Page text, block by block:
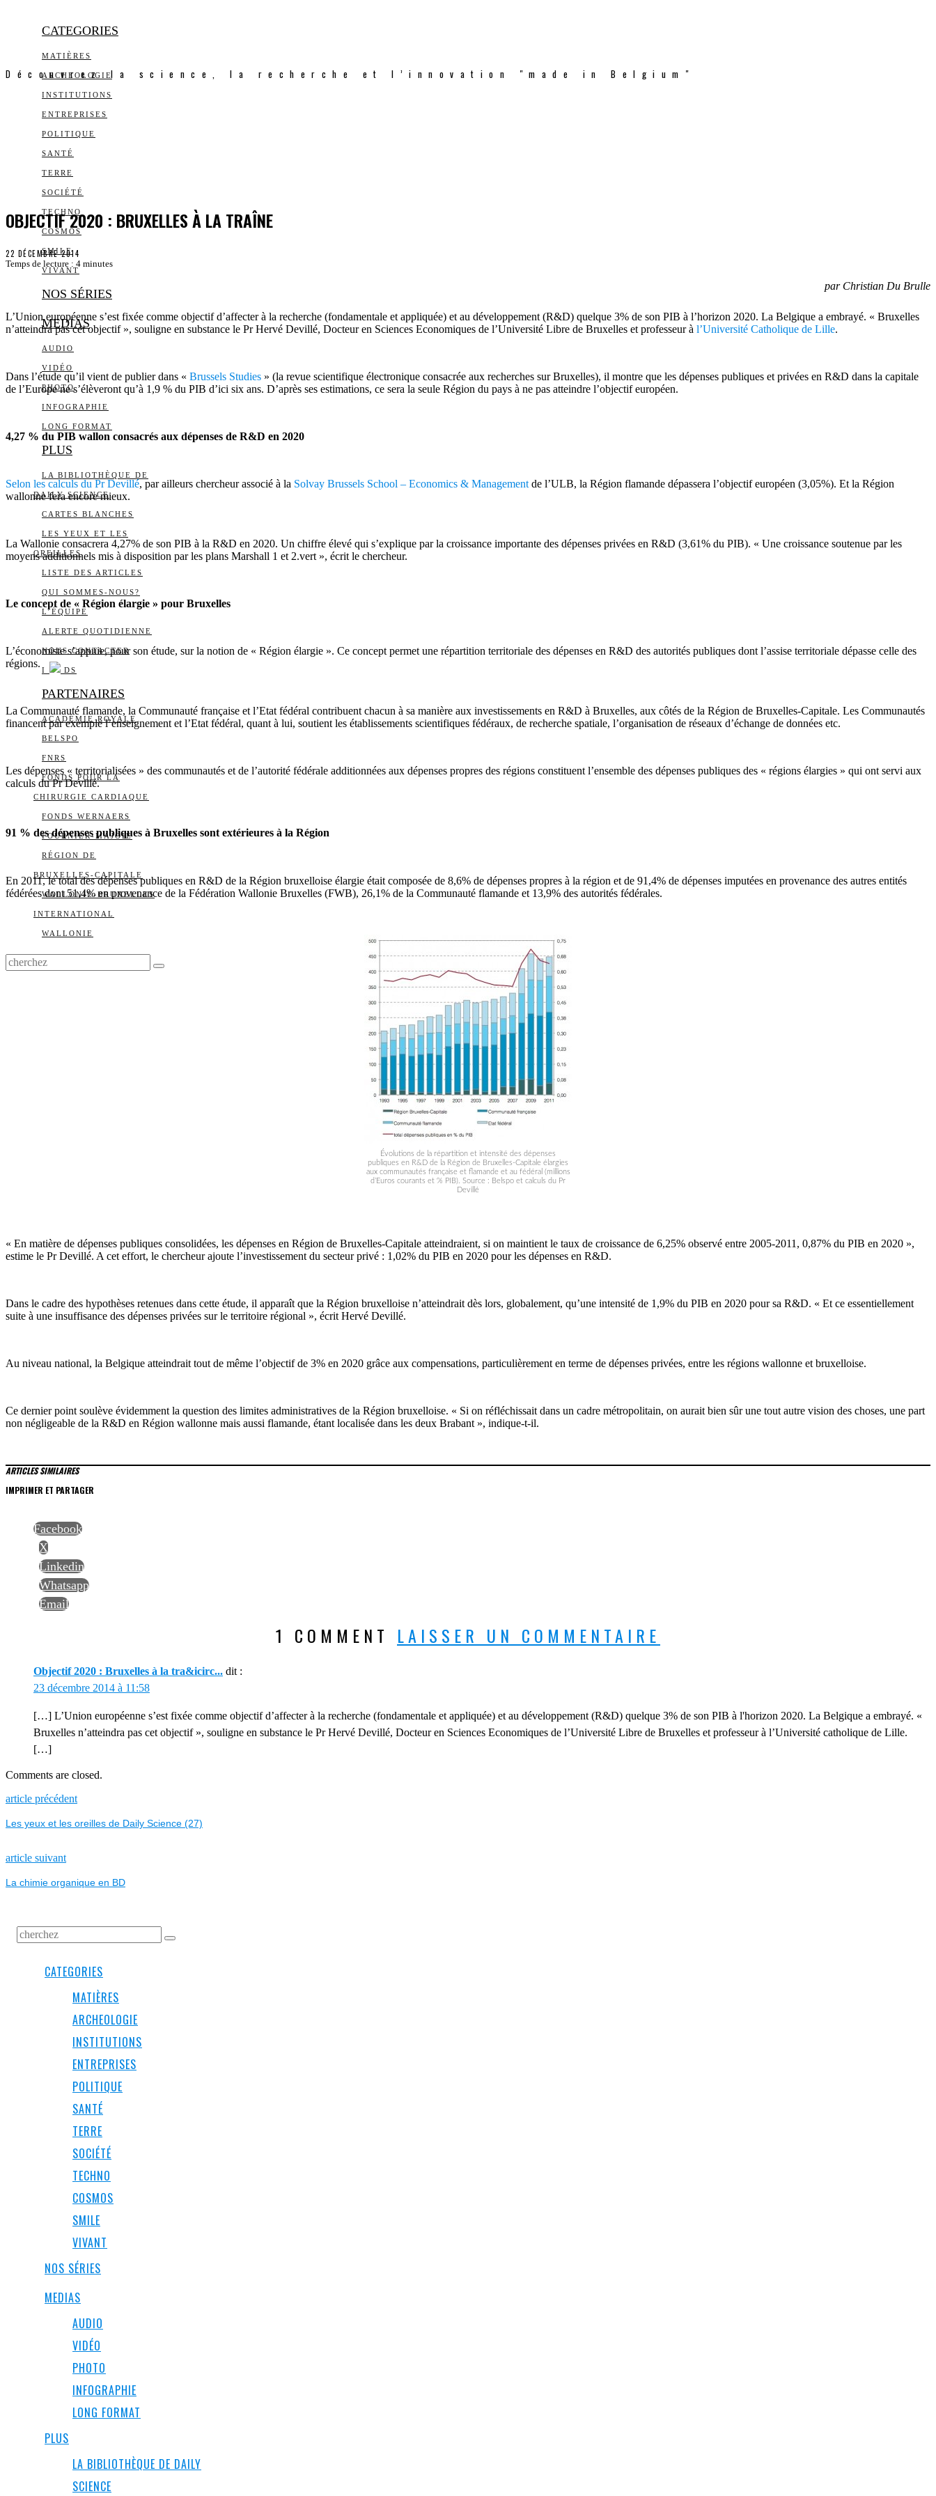
CATEGORIES
MATIÈRES
ARCHEOLOGIE
INSTITUTIONS
ENTREPRISES
POLITIQUE
SANTÉ
TERRE
SOCIÉTÉ
TECHNO
COSMOS
SMILE
VIVANT
NOS SÉRIES
MEDIAS
AUDIO
VIDÉO
PHOTO
INFOGRAPHIE
LONG FORMAT
PLUS
LA BIBLIOTHÈQUE DE
DAILY SCIENCE
CARTES BLANCHES
LES YEUX ET LES
OREILLES
LISTE DES ARTICLES
QUI SOMMES-NOUS?
L’ÉQUIPE
ALERTE QUOTIDIENNE
NOUS CONTACTER
I DS
PARTENAIRES
ACADÉMIE ROYALE
BELSPO
FNRS
FONDS POUR LA
CHIRURGIE CARDIAQUE
FONDS WERNAERS
FOURNIER-MAJOIE
RÉGION DE
BRUXELLES-CAPITALE
WALLONIE-BRUXELLES
INTERNATIONAL
WALLONIE
Découvrez la science, la recherche et l’innovation "made in Belgium"
OBJECTIF 2020 : BRUXELLES À LA TRAÎNE
22 DÉCEMBRE 2014
Temps de lecture : 4 minutes
par Christian Du Brulle
L’Union européenne s’est fixée comme objectif d’affecter à la recherche (fondamentale et appliquée) et au développement (R&D) quelque 3% de son PIB à l’horizon 2020. La Belgique a embrayé. « Bruxelles
n’atteindra pas cet objectif », souligne en substance le Pr Hervé Devillé, Docteur en Sciences Economiques de l’Université Libre de Bruxelles et professeur à l’Université Catholique de Lille.
Dans l’étude qu’il vient de publier dans « Brussels Studies » (la revue scientifique électronique consacrée aux recherches sur Bruxelles), il montre que les dépenses publiques et privées en R&D dans la capitale
de l’Europe ne s’élèveront qu’à 1,9 % du PIB d’ici six ans. D’après ses estimations, ce sera la seule Région du pays à ne pas atteindre l’objectif européen.
4,27 % du PIB wallon consacrés aux dépenses de R&D en 2020
Selon les calculs du Pr Devillé, par ailleurs chercheur associé à la Solvay Brussels School – Economics & Management de l’ULB, la Région flamande dépassera l’objectif européen (3,05%). Et la Région
wallonne fera encore mieux.
La Wallonie consacrera 4,27% de son PIB à la R&D en 2020. Un chiffre élevé qui s’explique par la croissance importante des dépenses privées en R&D (3,61% du PIB). « Une croissance soutenue par les
moyens additionnels mis à disposition par les plans Marshall 1 et 2.vert », écrit le chercheur.
Le concept de « Région élargie » pour Bruxelles
L’économiste s’appuie, pour son étude, sur la notion de « Région élargie ». Ce concept permet une répartition territoriale des dépenses en R&D des autorités publiques dont l’assise territoriale dépasse celle des
régions.
La Communauté flamande, la Communauté française et l’Etat fédéral contribuent chacun à sa manière aux investissements en R&D à Bruxelles, aux côtés de la Région de Bruxelles-Capitale. Les Communautés
financent par exemple l’enseignement et l’Etat fédéral, quant à lui, soutient les établissements scientifiques fédéraux, de recherche spatiale, l’organisation de réseaux d’échange de données etc.
Les dépenses « territorialisées » des communautés et de l’autorité fédérale additionnées aux dépenses propres des régions constituent l’ensemble des dépenses publiques des « régions élargies » qui ont servi aux
calculs du Pr Devillé.
91 % des dépenses publiques à Bruxelles sont extérieures à la Région
En 2011, le total des dépenses publiques en R&D de la Région bruxelloise élargie était composée de 8,6% de dépenses propres à la région et de 91,4% de dépenses imputées en provenance des autres entités
fédérées dont 51,4% en provenance de la Fédération Wallonie Bruxelles (FWB), 26,1% de la Communauté flamande et 13,9% des autorités fédérales.
Évolutions de la répartition et intensité des dépenses
publiques en R&D de la Région de Bruxelles-Capitale élargies
aux communautés française et flamande et au fédéral (millions
d’Euros courants et % PIB). Source : Belspo et calculs du Pr
Devillé
« En matière de dépenses publiques consolidées, les dépenses en Région de Bruxelles-Capitale atteindraient, si on maintient le taux de croissance de 6,25% observé entre 2005-2011, 0,87% du PIB en 2020 »,
estime le Pr Devillé. A cet effort, le chercheur ajoute l’investissement du secteur privé : 1,02% du PIB en 2020 pour les dépenses en R&D.
Dans le cadre des hypothèses retenues dans cette étude, il apparaît que la Région bruxelloise n’atteindrait dès lors, globalement, qu’une intensité de 1,9% du PIB en 2020 pour sa R&D. « Et ce essentiellement
suite à une insuffisance des dépenses privées sur le territoire régional », écrit Hervé Devillé.
Au niveau national, la Belgique atteindrait tout de même l’objectif de 3% en 2020 grâce aux compensations, particulièrement en terme de dépenses privées, entre les régions wallonne et bruxelloise.
Ce dernier point soulève évidemment la question des limites administratives de la Région bruxelloise. « Si on réfléchissait dans un cadre métropolitain, on aurait bien sûr une tout autre vision des choses, une part
non négligeable de la R&D en Région wallonne mais aussi flamande, étant localisée dans les deux Brabant », indique-t-il.
ARTICLES SIMILAIRES
IMPRIMER ET PARTAGER
Facebook
X
Linkedin
Whatsapp
Email
1 COMMENT LAISSER UN COMMENTAIRE
Objectif 2020 : Bruxelles à la tra&icirc... dit :
23 décembre 2014 à 11:58
[…] L’Union européenne s’est fixée comme objectif d’affecter à la recherche (fondamentale et appliquée) et au développement (R&D) quelque 3% de son PIB à l'horizon 2020. La Belgique a embrayé. «
Bruxelles n’atteindra pas cet objectif », souligne en substance le Pr Hervé Devillé, Docteur en Sciences Economiques de l’Université Libre de Bruxelles et professeur à l’Université catholique de Lille.
[…]
Comments are closed.
NAVIGATION
DE
L’ARTICLE
article précédentPrevious
Les yeux et les oreilles de Daily Science (27)
article suivantNext
La chimie organique en BD
CATEGORIES
MATIÈRES
ARCHEOLOGIE
INSTITUTIONS
ENTREPRISES
POLITIQUE
SANTÉ
TERRE
SOCIÉTÉ
TECHNO
COSMOS
SMILE
VIVANT
NOS SÉRIES
MEDIAS
AUDIO
VIDÉO
PHOTO
INFOGRAPHIE
LONG FORMAT
PLUS
LA BIBLIOTHÈQUE DE DAILY
SCIENCE